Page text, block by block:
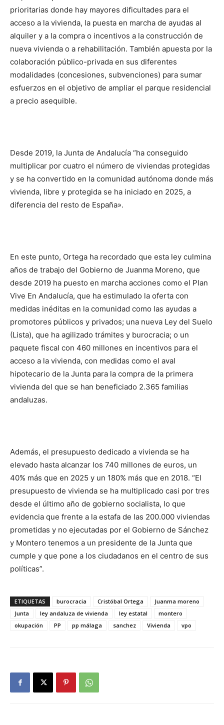
prioritarias donde hay mayores dificultades para el
acceso a la vivienda, la puesta en marcha de ayudas al
alquiler y a la compra o incentivos a la construcción de
nueva vivienda o a rehabilitación. También apuesta por la
colaboración público-privada en sus diferentes
modalidades (concesiones, subvenciones) para sumar
esfuerzos en el objetivo de ampliar el parque residencial
a precio asequible.
Desde 2019, la Junta de Andalucía “ha conseguido
multiplicar por cuatro el número de viviendas protegidas
y se ha convertido en la comunidad autónoma donde más
vivienda, libre y protegida se ha iniciado en 2025, a
diferencia del resto de España».
En este punto, Ortega ha recordado que esta ley culmina
años de trabajo del Gobierno de Juanma Moreno, que
desde 2019 ha puesto en marcha acciones como el Plan
Vive En Andalucía, que ha estimulado la oferta con
medidas inéditas en la comunidad como las ayudas a
promotores públicos y privados; una nueva Ley del Suelo
(Lista), que ha agilizado trámites y burocracia; o un
paquete fiscal con 460 millones en incentivos para el
acceso a la vivienda, con medidas como el aval
hipotecario de la Junta para la compra de la primera
vivienda del que se han beneficiado 2.365 familias
andaluzas.
Además, el presupuesto dedicado a vivienda se ha
elevado hasta alcanzar los 740 millones de euros, un
40% más que en 2025 y un 180% más que en 2018. “El
presupuesto de vivienda se ha multiplicado casi por tres
desde el último año de gobierno socialista, lo que
evidencia que frente a la estafa de las 200.000 viviendas
prometidas y no ejecutadas por el Gobierno de Sánchez
y Montero tenemos a un presidente de la Junta que
cumple y que pone a los ciudadanos en el centro de sus
políticas”.
ETIQUETAS burocracia Cristóbal Ortega
Juanma moreno
Junta
ley andaluza de vivienda ley estatal
montero
okupación
PP pp málaga sanchez Vivienda vpo